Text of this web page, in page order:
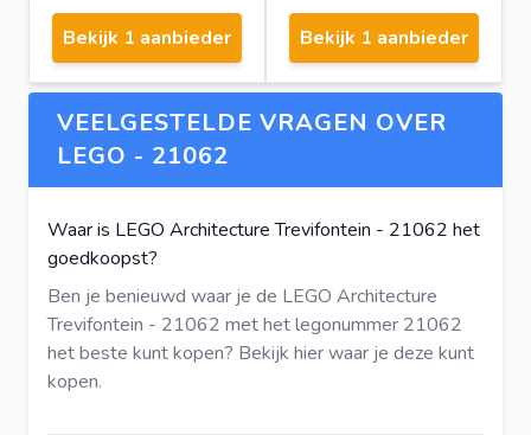
Bekijk 1 aanbieder Bekijk 1 aanbieder
VEELGESTELDE VRAGEN OVER
LEGO - 21062
Waar is LEGO Architecture Trevifontein - 21062 het
goedkoopst?
Ben je benieuwd waar je de LEGO Architecture
Trevifontein - 21062 met het legonummer 21062
het beste kunt kopen? Bekijk hierwaar je deze kunt
kopen.